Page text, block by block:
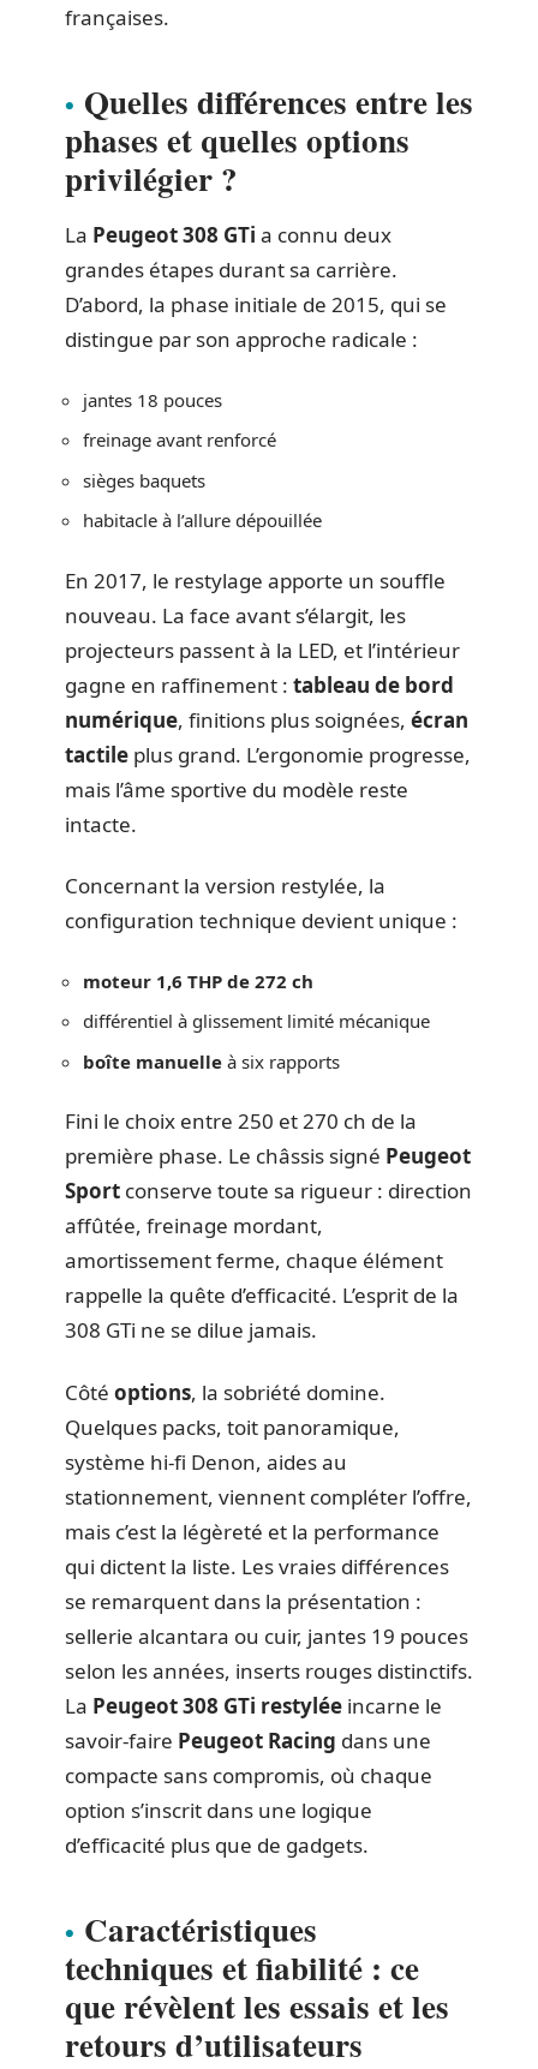
françaises.
Quelles différences entre les
phases et quelles options
privilégier ?
La Peugeot 308 GTi a connu deux
grandes étapes durant sa carrière.
D’abord, la phase initiale de 2015, qui se
distingue par son approche radicale :
jantes 18 pouces
freinage avant renforcé
sièges baquets
habitacle à l’allure dépouillée
En 2017, le restylage apporte un souffle
nouveau. La face avant s’élargit, les
projecteurs passent à la LED, et l’intérieur
gagne en raffinement : tableau de bord
numérique, finitions plus soignées, écran
tactile plus grand. L’ergonomie progresse,
mais l’âme sportive du modèle reste
intacte.
Concernant la version restylée, la
configuration technique devient unique :
moteur 1,6 THP de 272 ch
différentiel à glissement limité mécanique
boîte manuelle à six rapports
Fini le choix entre 250 et 270 ch de la
première phase. Le châssis signé Peugeot
Sport conserve toute sa rigueur : direction
affûtée, freinage mordant,
amortissement ferme, chaque élément
rappelle la quête d’efficacité. L’esprit de la
308 GTi ne se dilue jamais.
Côté options, la sobriété domine.
Quelques packs, toit panoramique,
système hi-fi Denon, aides au
stationnement, viennent compléter l’offre,
mais c’est la légèreté et la performance
qui dictent la liste. Les vraies différences
se remarquent dans la présentation :
sellerie alcantara ou cuir, jantes 19 pouces
selon les années, inserts rouges distinctifs.
La Peugeot 308 GTi restylée incarne le
savoir-faire Peugeot Racing dans une
compacte sans compromis, où chaque
option s’inscrit dans une logique
d’efficacité plus que de gadgets.
Caractéristiques
techniques et fiabilité : ce
que révèlent les essais et les
retours d’utilisateurs